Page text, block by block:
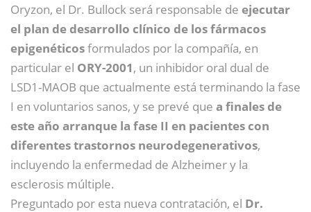
Oryzon, el Dr. Bullock será responsable de ejecutar
el plan de desarrollo clínico de los fármacos
epigenéticosformulados por la compañía, en
particular el ORY-2001, un inhibidor oral dual de
LSD1-MAOB que actualmente está terminando la fase
I en voluntarios sanos, y se prevé que a finales de
este año arranque la fase II en pacientes con
diferentes trastornos neurodegenerativos,
incluyendo la enfermedad de Alzheimer y la
esclerosis múltiple.
Preguntado por esta nueva contratación, el Dr.